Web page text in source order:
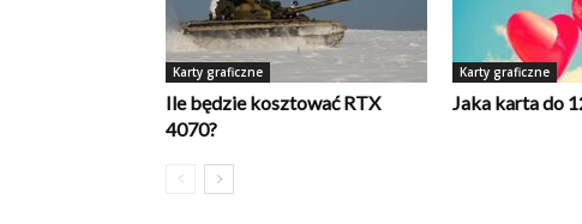
Karty graficzne
Ile będzie kosztować RTX
4070?
Karty graficzne
Jaka karta do